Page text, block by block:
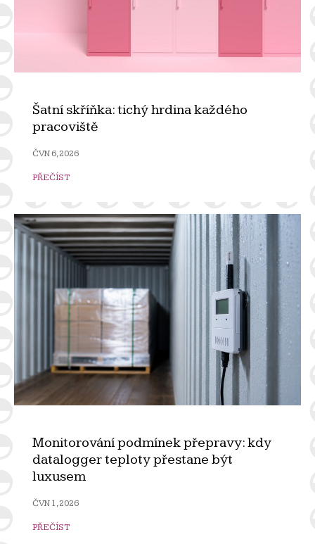
Šatní skříňka: tichý hrdina každého
pracoviště
ČVN 6, 2026
PŘEČÍST
Monitorování podmínek přepravy: kdy
datalogger teploty přestane být
luxusem
ČVN 1, 2026
PŘEČÍST